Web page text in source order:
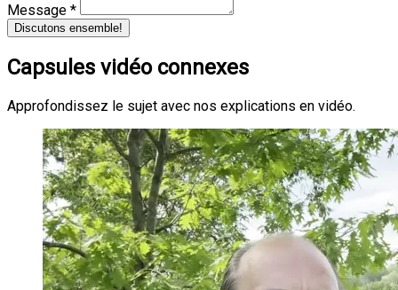
Message *
Discutons ensemble!
Capsules vidéo connexes
Approfondissez le sujet avec nos explications en vidéo.